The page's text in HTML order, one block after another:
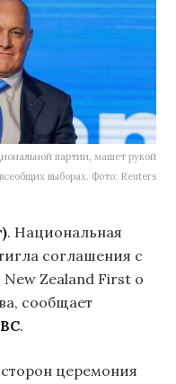
партии, машет рукой
выборах. Фото: Reuters
. Национальная
соглашения с
Zealand First о
сообщает
.
церемония